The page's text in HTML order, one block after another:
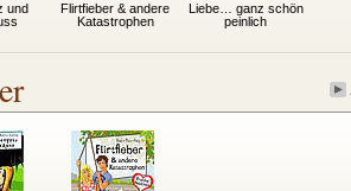
und
Flirtfieber & andere
Katastrophen
Liebe… ganz schön
peinlich